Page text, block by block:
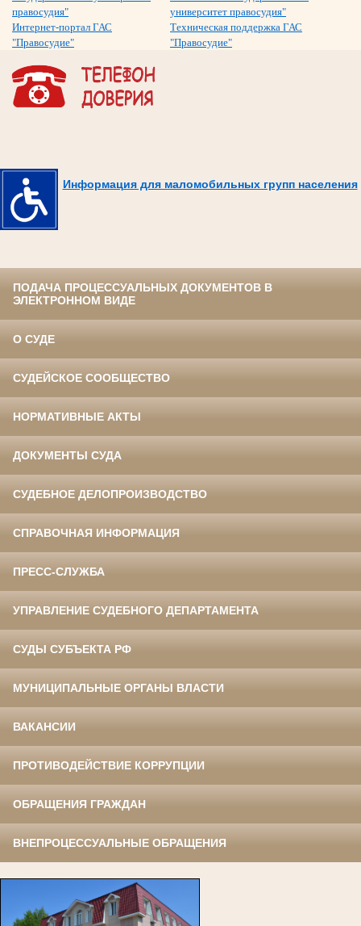
правосудия"
университет правосудия"
Интернет-портал ГАС
"Правосудие"
Техническая поддержка ГАС
"Правосудие"
Информация для маломобильных групп населения
ПОДАЧА ПРОЦЕССУАЛЬНЫХ ДОКУМЕНТОВ В
ЭЛЕКТРОННОМ ВИДЕ
О СУДЕ
СУДЕЙСКОЕ СООБЩЕСТВО
НОРМАТИВНЫЕ АКТЫ
ДОКУМЕНТЫ СУДА
СУДЕБНОЕ ДЕЛОПРОИЗВОДСТВО
СПРАВОЧНАЯ ИНФОРМАЦИЯ
ПРЕСС-СЛУЖБА
УПРАВЛЕНИЕ СУДЕБНОГО ДЕПАРТАМЕНТА
СУДЫ СУБЪЕКТА РФ
МУНИЦИПАЛЬНЫЕ ОРГАНЫ ВЛАСТИ
ВАКАНСИИ
ПРОТИВОДЕЙСТВИЕ КОРРУПЦИИ
ОБРАЩЕНИЯ ГРАЖДАН
ВНЕПРОЦЕССУАЛЬНЫЕ ОБРАЩЕНИЯ